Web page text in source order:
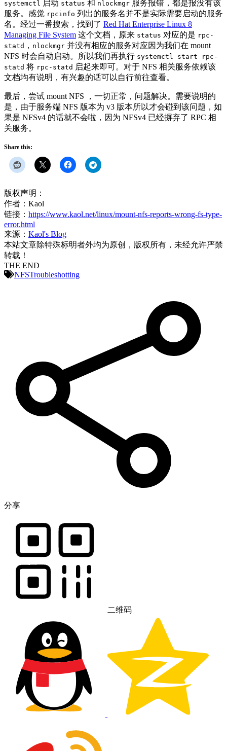
systemctl 启动 status 和 nlockmgr 服务报错，都是报没有该
服务。感觉 rpcinfo 列出的服务名并不是实际需要启动的服务
名。经过一番搜索，找到了 Red Hat Enterprise Linux 8
Managing File System 这个文档，原来 status 对应的是 rpc-
statd ， nlockmgr 并没有相应的服务对应因为我们在 mount
NFS 时会自动启动。所以我们再执行 systemctl start rpc-
statd 将 rpc-statd 启起来即可。对于 NFS 相关服务依赖该
文档均有说明，有兴趣的话可以自行前往查看。
最后，尝试 mount NFS ，一切正常，问题解决。需要说明的
是，由于服务端 NFS 版本为 v3 版本所以才会碰到该问题，如
果是 NFSv4 的话就不会啦，因为 NFSv4 已经摒弃了 RPC 相
关服务。
Share this:
版权声明：
作者：Kaol
链接： https://www.kaol.net/linux/mount-nfs-reports-wrong-fs-type-
error.html
来源： Kaol's Blog
本站文章除特殊标明者外均为原创，版权所有，未经允许严禁
转载！
THE END
NFSTroubleshotting
分享
二维码